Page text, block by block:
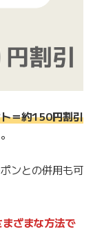
＝約150円割引
ンとの併用も可
ざまな方法で